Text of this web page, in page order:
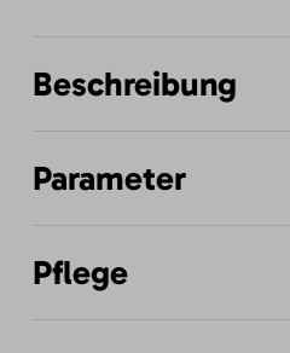
Beschreibung
Parameter
Pflege